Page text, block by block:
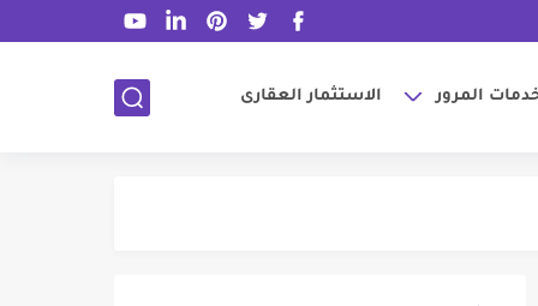
المرور الاستثمار العقارى